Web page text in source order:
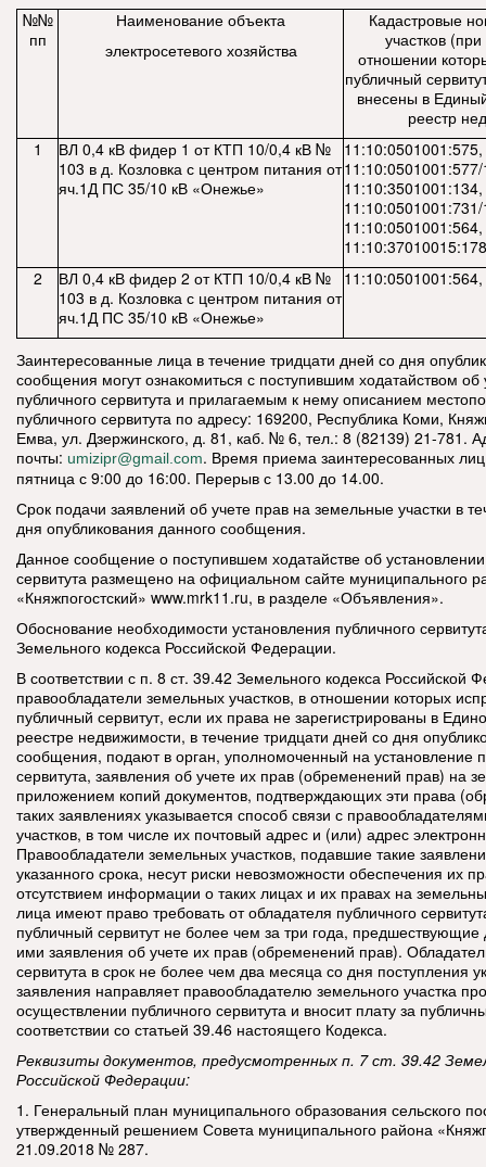
№№
пп
Наименование объекта
электросетевого хозяйства
Кадастровые
участков
отношении
публичный
внесены в
реестр
1
ВЛ 0,4 кВ фидер 1 от КТП 10/0,4 кВ №
103 в д. Козловка с центром питания от
яч.1Д ПС 35/10 кВ «Онежье»
11:10:0501001:575,
2
ВЛ 0,4 кВ фидер 2 от КТП 10/0,4 кВ №
103 в д. Козловка с центром питания от
яч.1Д ПС 35/10 кВ «Онежье»
Заинтересованные лица в течение тридцати дней со дня
сообщения могут ознакомиться с поступившим ходатайством об
публичного сервитута и прилагаемым к нему описанием
публичного сервитута по адресу: 169200, Республика Коми,
Емва, ул. Дзержинского, д. 81, каб. № 6, тел.: 8 (82139) 21-781.
почты: umizipr@gmail.com. Время приема заинтересованных
пятница с 9:00 до 16:00. Перерыв с 13.00 до 14.00.
Срок подачи заявлений об учете прав на земельные участки в
дня опубликования данного сообщения.
Данное сообщение о поступившем ходатайстве об
сервитута размещено на официальном сайте муниципального
«Княжпогостский» www.mrk11.ru, в разделе «Объявления».
Обоснование необходимости установления публичного
Земельного кодекса Российской Федерации.
В соответствии с п. 8 ст. 39.42 Земельного кодекса Российской
правообладатели земельных участков, в отношении которых
публичный сервитут, если их права не зарегистрированы в
реестре недвижимости, в течение тридцати дней со дня
сообщения, подают в орган, уполномоченный на установление
сервитута, заявления об учете их прав (обременений прав) на
приложением копий документов, подтверждающих эти права
таких заявлениях указывается способ связи с
участков, в том числе их почтовый адрес и (или) адрес
Правообладатели земельных участков, подавшие такие
указанного срока, несут риски невозможности обеспечения их
отсутствием информации о таких лицах и их правах на
лица имеют право требовать от обладателя публичного
публичный сервитут не более чем за три года,
ими заявления об учете их прав (обременений прав).
сервитута в срок не более чем два месяца со дня поступления
заявления направляет правообладателю земельного участка
осуществлении публичного сервитута и вносит плату за
соответствии со статьей 39.46 настоящего Кодекса.
Реквизиты документов, предусмотренных п. 7 ст. 39.42
Российской Федерации:
1. Генеральный план муниципального образования сельского
утвержденный решением Совета муниципального района
21.09.2018 № 287.